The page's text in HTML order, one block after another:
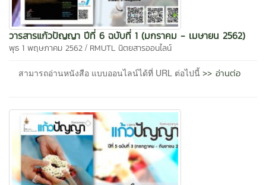
วารสารแก้วปัญญา ปีที่ 6 ฉบับที่ 1 (มกราคม - เมษายน 2562)
พุธ 1 พฤษภาคม 2562 / RMUTL นิตยสารออนไลน์
สามารถอ่านหนังสือ แบบออนไลน์ได้ที่ URL ต่อไปนี้ >> อ่านต่อ